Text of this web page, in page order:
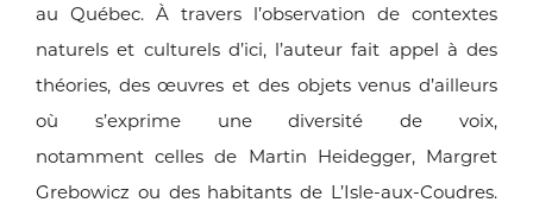
au Québec. À travers l’observation de contextes
naturels et culturels d’ici, l’auteur fait appel à des
théories, des œuvres et des objetsvenus d’ailleurs
où s’exprime une diversité de voix,
notammentcelles de Martin Heidegger, Margret
Grebowicz ou des habitantsde L’Isle-aux-Coudres.